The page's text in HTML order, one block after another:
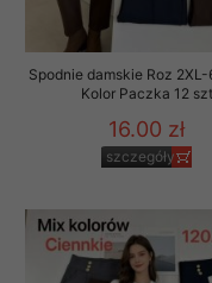
Spodnie damskie Roz 2XL-
Kolor Paczka 12 szt
16.00 zł
szczegóły